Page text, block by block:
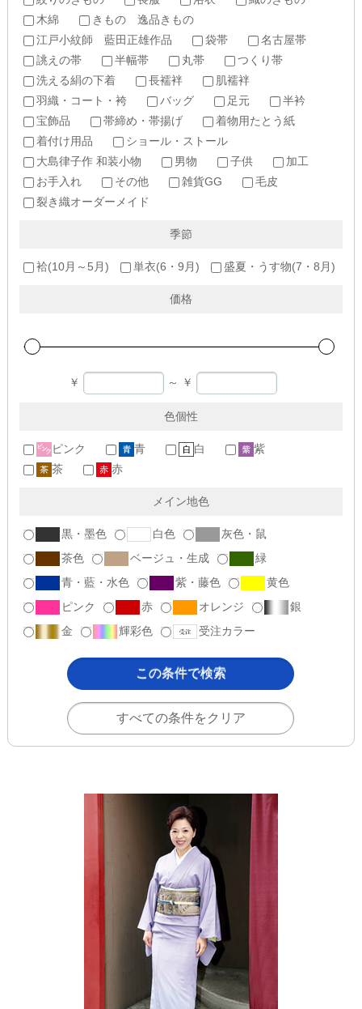
木綿
きもの 逸品きもの
江戸小紋師 藍田正雄作品
袋帯
名古屋帯
誂えの帯
半幅帯 丸帯
つくり帯
洗える絹の下着
長襦袢
肌襦袢
羽織・コート・袴
バッグ 足元
半衿
宝飾品
帯締め・帯揚げ
着物用たとう紙
着付け用品
ショール・ストール
大島律子作 和装小物
男物 子供
加工
お手入れ
その他 雑貨GG
毛皮
裂き織オーダーメイド
季節
袷(10月～5月) 単衣(6・9月) 盛夏・うす物(7・8月)
価格
￥ ～ ￥
色個性
ピンク 青 白
紫
茶
赤
メイン地色
黒・墨色 白色
灰色・鼠
茶色
ベージュ・生成
緑
青・藍・水色
紫・藤色
黄色
ピンク
赤 オレンジ
銀
金
輝彩色 受注カラー